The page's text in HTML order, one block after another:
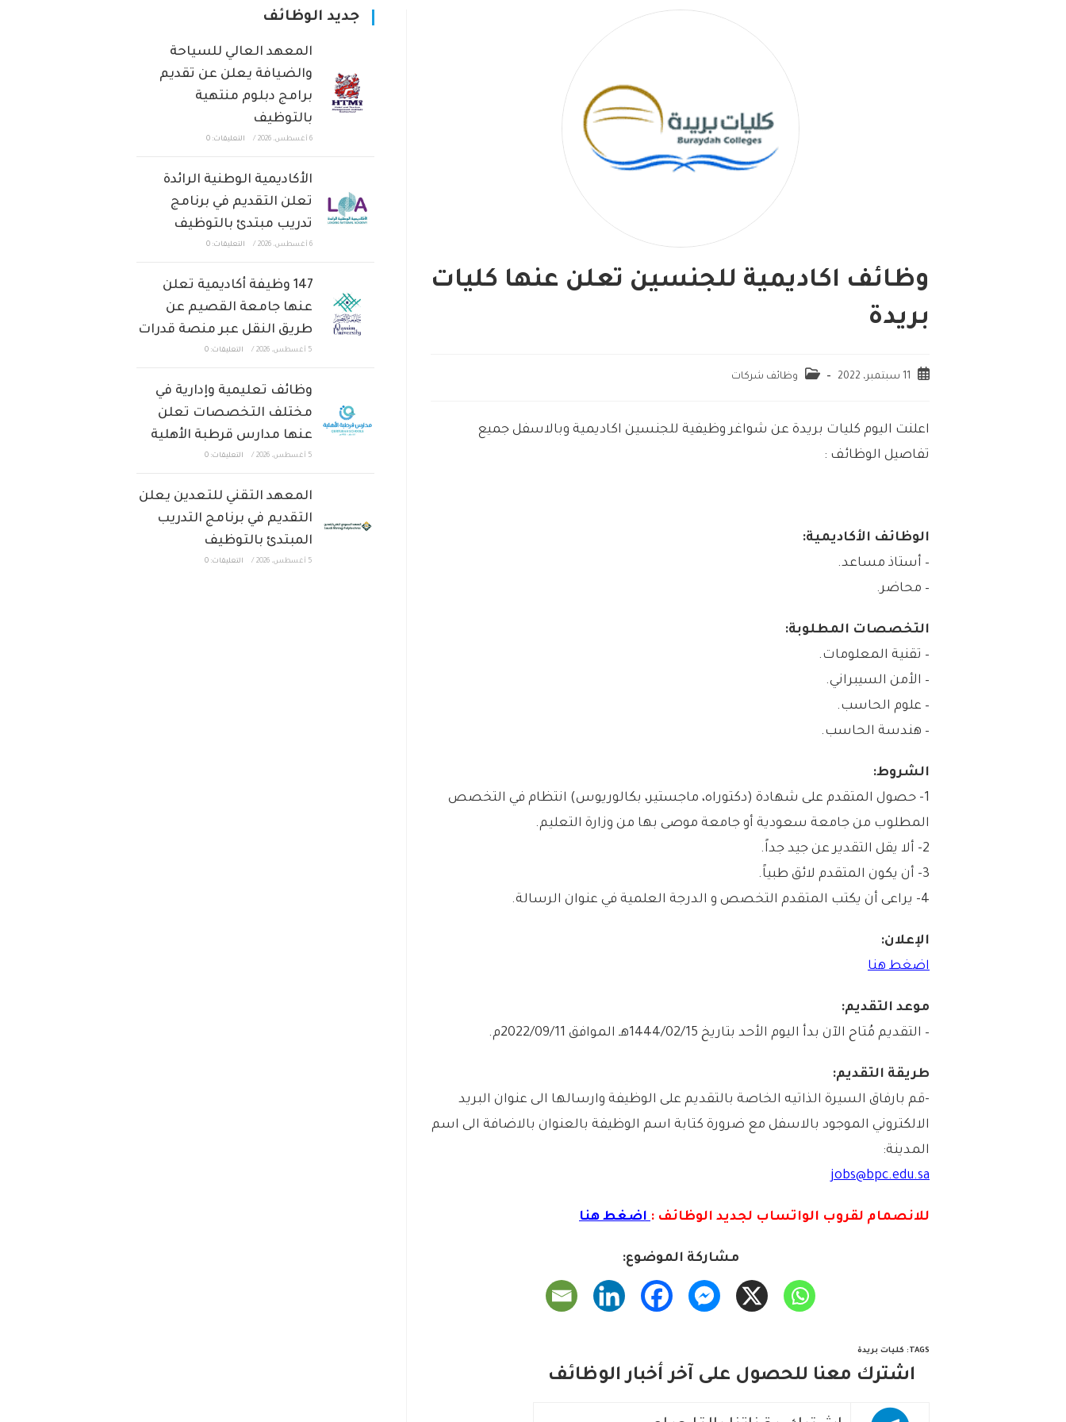
وظائف اكاديمية للجنسين تعلن عنها كليات
بريدة
11 سبتمبر، 2022 وظائف شركات
اعلنت اليوم كليات بريدة عن شواغر وظيفية للجنسين اكاديمية وبالاسفل جميع
تفاصيل الوظائف :
الوظائف الأكاديمية:
– أستاذ مساعد.
– محاضر.
التخصصات المطلوبة:
– تقنية المعلومات.
– الأمن السيبراني.
– علوم الحاسب.
– هندسة الحاسب.
الشروط:
1- حصول المتقدم على شهادة (دكتوراه، ماجستير، بكالوريوس) انتظام في التخصص
المطلوب من جامعة سعودية أو جامعة موصى بها من وزارة التعليم.
2- ألا يقل التقدير عن جيد جداً.
3- أن يكون المتقدم لائق طبياً.
4- يراعى أن يكتب المتقدم التخصص و الدرجة العلمية في عنوان الرسالة.
الإعلان:
اضغط هنا
موعد التقديم:
– التقديم مُتاح الآن بدأ اليوم الأحد بتاريخ 1444/02/15هـ الموافق 2022/09/11م.
طريقة التقديم:
-قم بارفاق السيرة الذاتيه الخاصة بالتقديم على الوظيفة وارسالها الى عنوان البريد
الالكتروني الموجود بالاسفل مع ضرورة كتابة اسم الوظيفة بالعنوان بالاضافة الى اسم
المدينة:
jobs@bpc.edu.sa
للانصمام لقروب الواتساب لجديد الوظائف :اضغط هنا
مشاركة الموضوع:
TAGS
: كليات بريدة
اشترك معنا للحصول على آخر أخبار الوظائف
جديد الوظائف
المعهد العالي للسياحة
والضيافة يعلن عن تقديم
برامج دبلوم منتهية
بالتوظيف
6 أغسطس، 2026 / التعليقات: 0
الأكاديمية الوطنية الرائدة
تعلن التقديم في برنامج
تدريب مبتدئ بالتوظيف
6 أغسطس، 2026 / التعليقات: 0
147 وظيفة أكاديمية تعلن
عنها جامعة القصيم عن
طريق النقل عبر منصة قدرات
5 أغسطس، 2026 / التعليقات: 0
وظائف تعليمية وإدارية في
مختلف التخصصات تعلن
عنها مدارس قرطبة الأهلية
5 أغسطس، 2026 / التعليقات: 0
المعهد التقني للتعدين يعلن
التقديم في برنامج التدريب
المبتدئ بالتوظيف
5 أغسطس، 2026 / التعليقات: 0